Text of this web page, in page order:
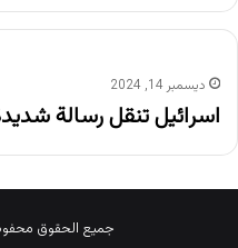
ديسمبر 14, 2024
اسرائيل تنقل رسالة
جميع الحقوق